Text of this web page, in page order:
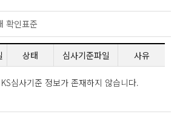
확인표준
상태 심사기준파일 사유
KS심사기준 정보가 존재하지 않습니다.